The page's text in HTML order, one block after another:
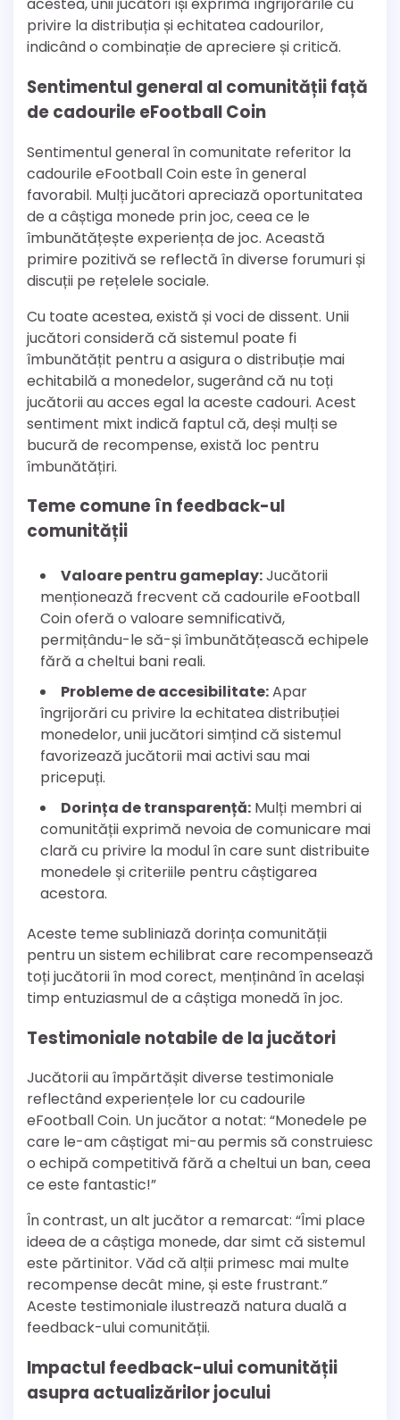
privire la distribuția și echitatea cadourilor,
indicând o combinație de apreciere și critică.
Sentimentul general al comunității față
de cadourile eFootball Coin
Sentimentul general în comunitate referitor la
cadourile eFootball Coin este în general
favorabil. Mulți jucători apreciază oportunitatea
de a câștiga monede prin joc, ceea ce le
îmbunătățește experiența de joc. Această
primire pozitivă se reflectă în diverse forumuri și
discuții pe rețelele sociale.
Cu toate acestea, există și voci de dissent. Unii
jucători consideră că sistemul poate fi
îmbunătățit pentru a asigura o distribuție mai
echitabilă a monedelor, sugerând că nu toți
jucătorii au acces egal la aceste cadouri. Acest
sentiment mixt indică faptul că, deși mulți se
bucură de recompense, există loc pentru
îmbunătățiri.
Teme comune în feedback-ul
comunității
Valoare pentru gameplay:Jucătorii
menționează frecvent că cadourile eFootball
Coin oferă o valoare semnificativă,
permițându-le să-și îmbunătățească echipele
fără a cheltui bani reali.
Probleme de accesibilitate:Apar
îngrijorări cu privire la echitatea distribuției
monedelor, unii jucători simțind că sistemul
favorizează jucătorii mai activi sau mai
pricepuți.
Dorința de transparență: Mulți membri ai
comunității exprimă nevoia de comunicare mai
clară cu privire la modul în care sunt distribuite
monedele și criteriile pentru câștigarea
acestora.
Aceste teme subliniază dorința comunității
pentru un sistem echilibrat care recompensează
toți jucătorii în mod corect, menținând în același
timp entuziasmul de a câștiga monedă în joc.
Testimoniale notabile de la jucători
Jucătorii au împărtășit diverse testimoniale
reflectând experiențele lor cu cadourile
eFootball Coin. Un jucător a notat: “Monedele pe
care le-am câștigat mi-au permis să construiesc
o echipă competitivă fără a cheltui un ban, ceea
ce este fantastic!”
În contrast, un alt jucător a remarcat: “Îmi place
ideea de a câștiga monede, dar simt că sistemul
este părtinitor. Văd că alții primesc mai multe
recompense decât mine, și este frustrant.”
Aceste testimoniale ilustrează natura duală a
feedback-ului comunității.
Impactul feedback-ului comunității
asupra actualizărilor jocului